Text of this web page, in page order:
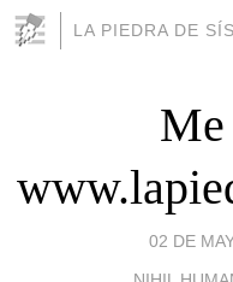
LA PIEDRA DE
Me
02 DE